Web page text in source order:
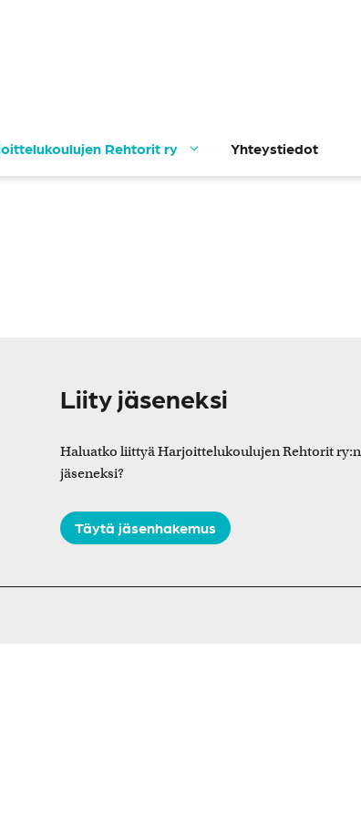
Rehtorit ry Yhteystiedot
Liity jäseneksi
Haluatko liittyä Harjoittelukoulujen Rehtorit ry:n
jäseneksi?
Täytä jäsenhakemus